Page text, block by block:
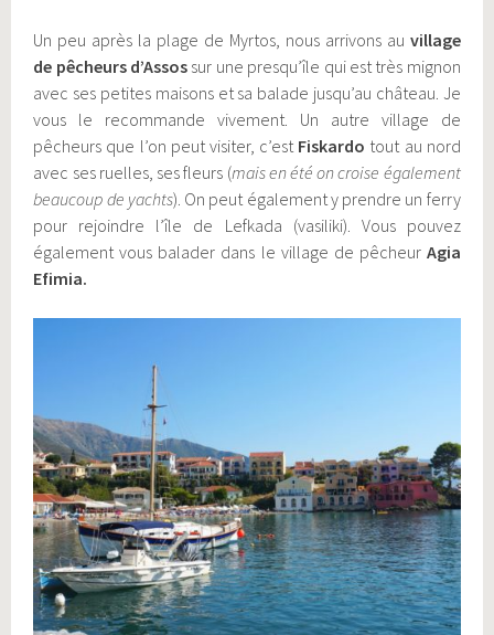
Un peu après la plage de Myrtos, nous arrivons au village
de pêcheurs d’Assos sur une presqu’île qui est très mignon
avec ses petites maisons et sa balade jusqu’au château. Je
vous le recommande vivement. Un autre village de
pêcheurs que l’on peut visiter, c’est Fiskardo tout au nord
avec ses ruelles, ses fleurs (mais en été on croise également
beaucoup de yachts). On peut également y prendre un ferry
pour rejoindre l’île de Lefkada (vasiliki). Vous pouvez
également vous balader dans le village de pêcheur Agia
Efimia.